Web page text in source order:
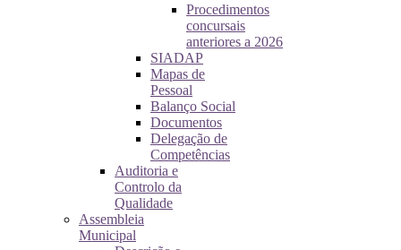
Procedimentos
concursais
anteriores a 2026
SIADAP
Mapas de
Pessoal
Balanço Social
Documentos
Delegação de
Competências
Auditoria e
Controlo da
Qualidade
Assembleia
Municipal